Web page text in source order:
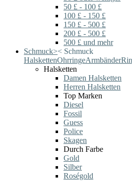
50 £ - 100 £
100 £ - 150 £
150 £ - 500 £
200 £ - 500 £
500 £ und mehr
Schmuck>< Schmuck
HalskettenOhrringeArmbänder
Halsketten
Damen Halsketten
Herren Halsketten
Top Marken
Diesel
Fossil
Guess
Police
Skagen
Durch Farbe
Gold
Silber
Roségold